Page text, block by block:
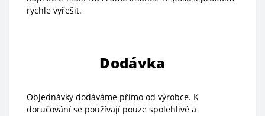
rychle vyřešit.
Dodávka
Objednávky dodáváme přímo od výrobce. K
doručování se používají pouze spolehlivé a